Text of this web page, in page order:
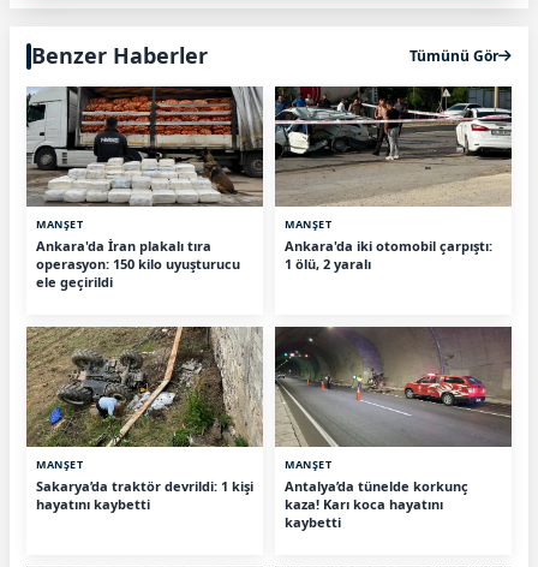
Benzer Haberler Tümünü Gör
MANŞET
Ankara'da İran plakalı tıra
operasyon: 150 kilo uyuşturucu
ele geçirildi
MANŞET
Ankara'da iki otomobil çarpıştı:
1 ölü, 2 yaralı
MANŞET
Sakarya’da traktör devrildi: 1 kişi
hayatını kaybetti
MANŞET
Antalya’da tünelde korkunç
kaza! Karı koca hayatını
kaybetti